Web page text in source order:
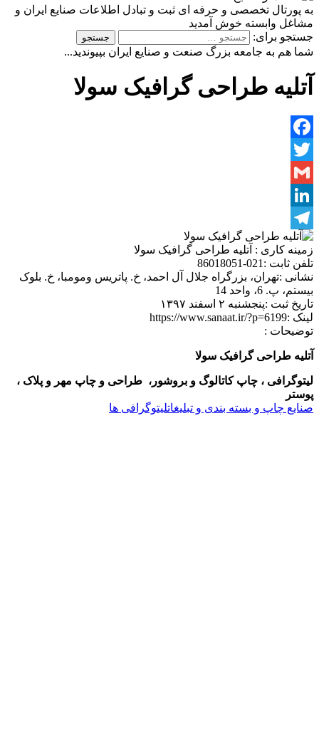
به پورتال تخصصی و حرفه ای ثبت و تبادل اطلاعات صنایع ایران و
مشاغل وابسته خوش آمدید
جستجو برای:
شما هم به جامعه بزرگ صنعت و صنایع ایران بپیوندید...
آتلیه طراحی گرافیک سولا
Facebook
Twitter
Gmail
LinkedIn
Telegram
زمینه کاری : آتلیه طراحی گرافیک سولا
تلفن ثابت :021-86018051
نشانی :تهران، بزرگراه جلال آل احمد، خ. پاتریس ومومبا، خ. بلوک
بیستم، پ. 6، واحد 14
تاریخ ثبت :پنجشنبه ۲ اسفند ۱۳۹۷
لینک :https://www.sanaat.ir/?p=6199
توضیحات :
آتلیه طراحی گرافیک سولا
لیتوگرافی ، چاپ کاتالوگ و بروشور، طراحی و چاپ مهر و پلاک ،
پوستر
صنایع چاپ و بسته بندی و تبلیغاتلیتوگرافی ها